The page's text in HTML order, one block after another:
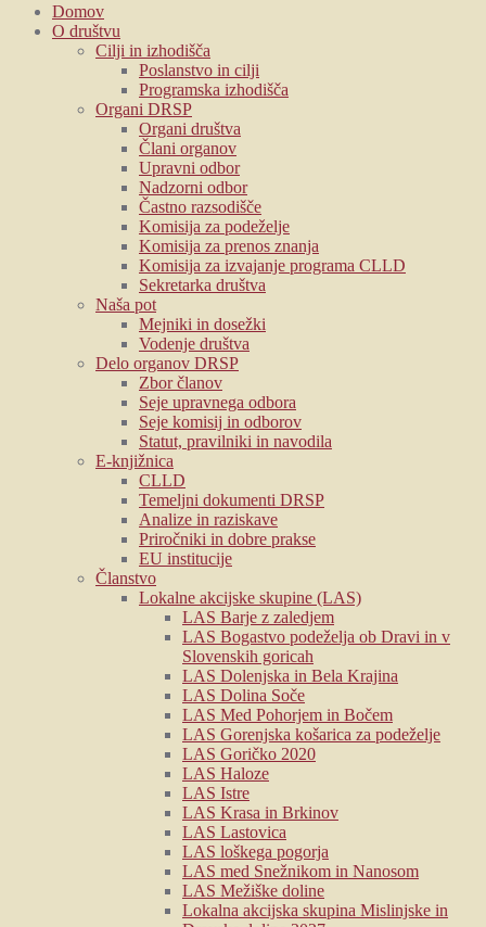
Domov
O društvu
Cilji in izhodišča
Poslanstvo in cilji
Programska izhodišča
Organi DRSP
Organi društva
Člani organov
Upravni odbor
Nadzorni odbor
Častno razsodišče
Komisija za podeželje
Komisija za prenos znanja
Komisija za izvajanje programa CLLD
Sekretarka društva
Naša pot
Mejniki in dosežki
Vodenje društva
Delo organov DRSP
Zbor članov
Seje upravnega odbora
Seje komisij in odborov
Statut, pravilniki in navodila
E-knjižnica
CLLD
Temeljni dokumenti DRSP
Analize in raziskave
Priročniki in dobre prakse
EU institucije
Članstvo
Lokalne akcijske skupine (LAS)
LAS Barje z zaledjem
LAS Bogastvo podeželja ob Dravi in v
Slovenskih goricah
LAS Dolenjska in Bela Krajina
LAS Dolina Soče
LAS Med Pohorjem in Bočem
LAS Gorenjska košarica za podeželje
LAS Goričko 2020
LAS Haloze
LAS Istre
LAS Krasa in Brkinov
LAS Lastovica
LAS loškega pogorja
LAS med Snežnikom in Nanosom
LAS Mežiške doline
Lokalna akcijska skupina Mislinjske in